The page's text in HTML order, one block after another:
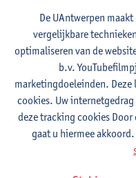
Raum
1E/2E
6 studiepunten
Lesgever(s):
Carola
Engels: verplichte
Advanced English
Professionals
1E/2E
Lesgever(s):
Jim Ureel
De UAntwerpen
vergelijkbare
optimaliseren van de
b.v.
marketingdoeleinden.
cookies. Uw
deze tracking cookies
gaat u hiermee